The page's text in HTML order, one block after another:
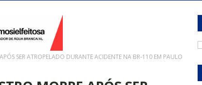
SER ATROPELADO DURANTE ACIDENTE NA BR-110 EM PAULO